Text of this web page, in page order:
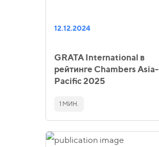
12.12.2024
GRATA International в
рейтинге Chambers Asia-
Pacific 2025
1 МИН.